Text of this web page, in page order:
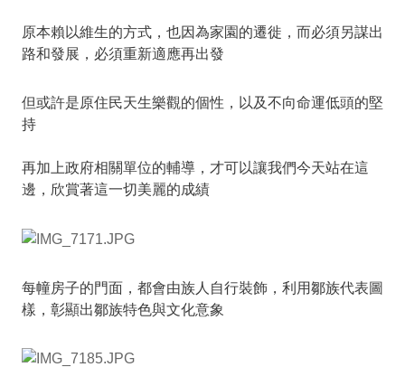
原本賴以維生的方式，也因為家園的遷徙，而必須另謀出
路和發展，必須重新適應再出發
但或許是原住民天生樂觀的個性，以及不向命運低頭的堅
持
再加上政府相關單位的輔導，才可以讓我們今天站在這
邊，欣賞著這一切美麗的成績
每幢房子的門面，都會由族人自行裝飾，利用鄒族代表圖
樣，彰顯出鄒族特色與文化意象